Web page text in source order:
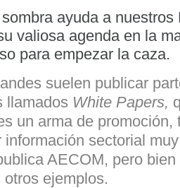
ayuda a nuestros
valiosa agenda en la
para empezar la caza.
suelen publicar
llamados White Papers,
un arma de promoción,
información sectorial
AECOM, pero
ejemplos.